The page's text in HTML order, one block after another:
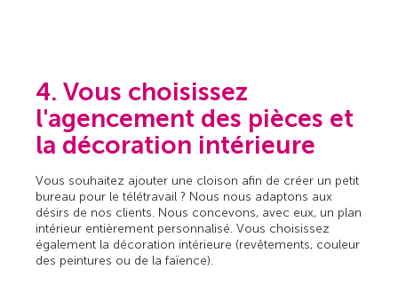
4. Vous choisissez
l'agencement des pièces et
la décoration intérieure
Vous souhaitez ajouter une cloison afin de créer un petit
bureau pour le télétravail ? Nous nous adaptons aux
désirs de nos clients. Nous concevons, avec eux, un plan
intérieur entièrement personnalisé. Vous choisissez
également la décoration intérieure (revêtements, couleur
des peintures ou de la faïence).